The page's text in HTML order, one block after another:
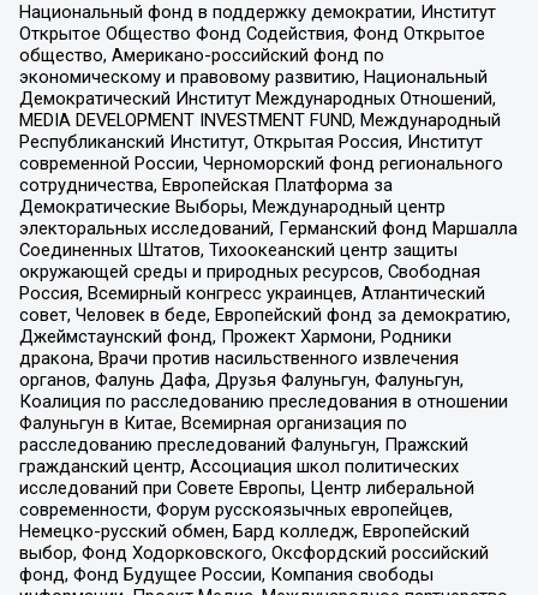
Национальный фонд в поддержку демократии, Институт
Открытое Общество Фонд Содействия, Фонд Открытое
общество, Американо-российский фонд по
экономическому и правовому развитию, Национальный
Демократический Институт Международных Отношений,
MEDIA DEVELOPMENT INVESTMENT FUND, Международный
Республиканский Институт, Открытая Россия, Институт
современной России, Черноморский фонд регионального
сотрудничества, Европейская Платформа за
Демократические Выборы, Международный центр
электоральных исследований, Германский фонд Маршалла
Соединенных Штатов, Тихоокеанский центр защиты
окружающей среды и природных ресурсов, Свободная
Россия, Всемирный конгресс украинцев, Атлантический
совет, Человек в беде, Европейский фонд за демократию,
Джеймстаунский фонд, Прожект Хармони, Родники
дракона, Врачи против насильственного извлечения
органов, Фалунь Дафа, Друзья Фалуньгун, Фалуньгун,
Коалиция по расследованию преследования в отношении
Фалуньгун в Китае, Всемирная организация по
расследованию преследований Фалуньгун, Пражский
гражданский центр, Ассоциация школ политических
исследований при Совете Европы, Центр либеральной
современности, Форум русскоязычных европейцев,
Немецко-русский обмен, Бард колледж, Европейский
выбор, Фонд Ходорковского, Оксфордский российский
фонд, Фонд Будущее России, Компания свободы